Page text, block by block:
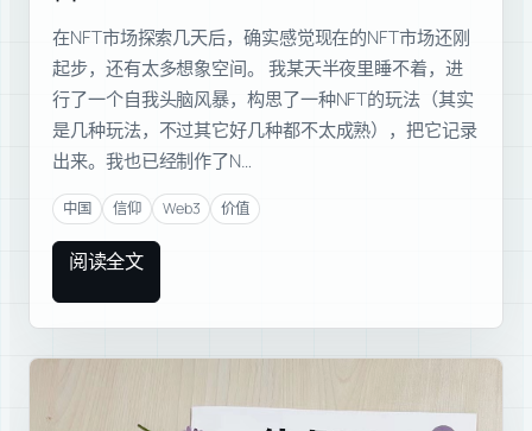
在NFT市场探索几天后，确实感觉现在的NFT市场还刚
起步，还有太多想象空间。 我某天半夜里睡不着，进
行了一个自我头脑风暴，构思了一种NFT的玩法（其实
是几种玩法，不过其它好几种都不太成熟），把它记录
出来。我也已经制作了N…
中国 信仰 Web3 价值
阅读全文